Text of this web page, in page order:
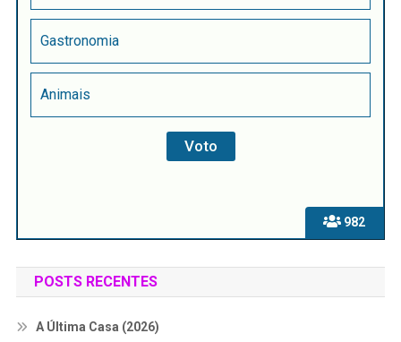
982
Gastronomia
Animais
POSTS RECENTES
A Última Casa (2026)